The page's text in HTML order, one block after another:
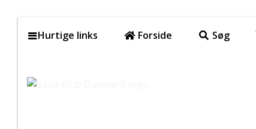
Hurtige links Forside Søg